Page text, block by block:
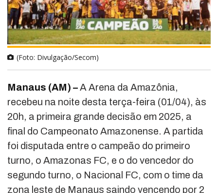
(Foto: Divulgação/Secom)
Manaus (AM) –A Arena da Amazônia,
recebeu na noite desta terça-feira (01/04), às
20h, a primeira grande decisão em 2025, a
final do Campeonato Amazonense. A partida
foi disputada entre o campeão do primeiro
turno, o Amazonas FC, e o do vencedor do
segundo turno, o Nacional FC, com o time da
zona leste de Manaus saindo vencendo por 2